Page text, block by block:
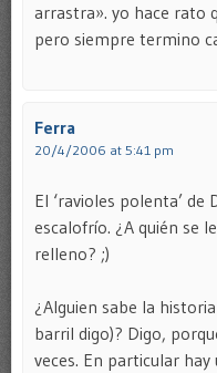
arrastra». yo hace rato
pero siempre termino
Ferra
20/4/2006 at 5:41 pm
El ‘ravioles polenta’ de
escalofrío. ¿A quién se
relleno? ;)
¿Alguien sabe la
barril digo)? Digo,
veces. En particular